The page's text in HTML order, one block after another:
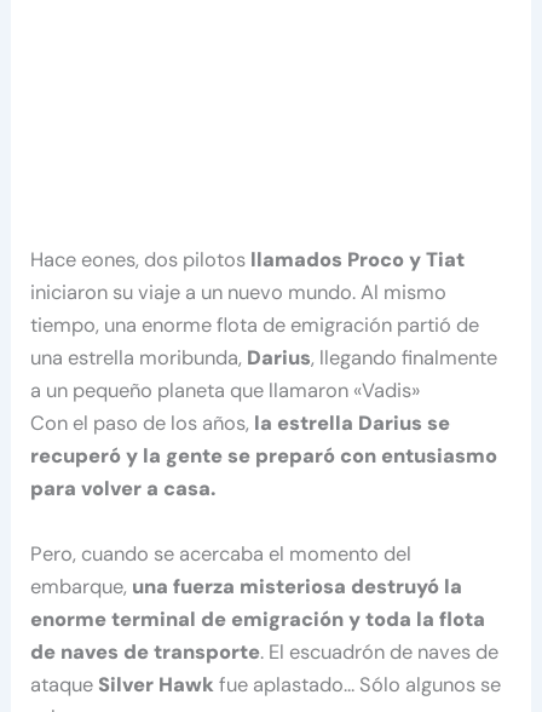
Hace eones, dos pilotos llamados Proco y Tiat
iniciaron su viaje a un nuevo mundo. Al mismo
tiempo, una enorme flota de emigración partió de
una estrella moribunda, Darius, llegando finalmente
a un pequeño planeta que llamaron «Vadis»
Con el paso de los años, la estrella Darius se
recuperó y la gente se preparó con entusiasmo
para volver a casa.
Pero, cuando se acercaba el momento del
embarque, una fuerza misteriosa destruyó la
enorme terminal de emigración y toda la flota
de naves de transporte. El escuadrón de naves de
ataque Silver Hawkfue aplastado… Sólo algunos se